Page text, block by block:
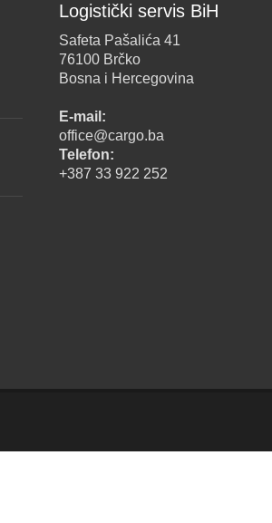
Logistički servis BiH
Safeta Pašalića 41
76100 Brčko
Bosna i Hercegovina
E-mail:
office@cargo.ba
Telefon:
+387 33 922 252